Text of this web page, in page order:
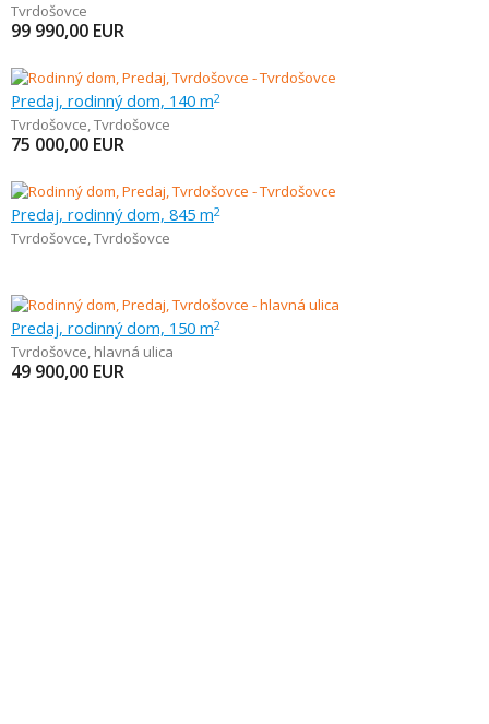
Tvrdošovce
99 990,00 EUR
Predaj, rodinný dom, 140 m2
Tvrdošovce,Tvrdošovce
75 000,00 EUR
Predaj, rodinný dom, 845 m2
Tvrdošovce,Tvrdošovce
Predaj, rodinný dom, 150 m2
Tvrdošovce, hlavná ulica
49 900,00 EUR